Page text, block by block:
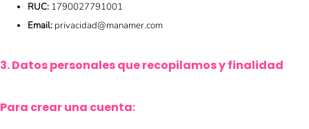
RUC: 1790027791001
Email: privacidad@manamer.com
3. Datos personales que recopilamos y finalidad
Para crear una cuenta: